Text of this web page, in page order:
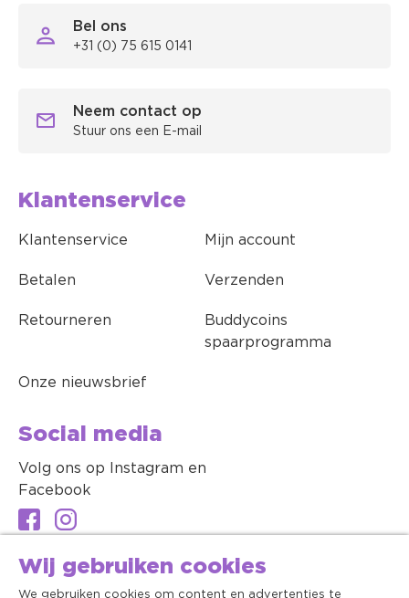
Bel ons
+31 (0) 75 615 0141
Neem contact op
Stuur ons een E-mail
Klantenservice
Klantenservice Mijn account
Betalen Verzenden
Retourneren
Buddycoins
spaarprogramma
Onze nieuwsbrief
Social media
Volg ons op Instagram en
Facebook
Wij gebruiken cookies
We gebruiken cookies om content en advertenties te